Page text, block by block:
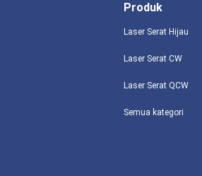
Produk
Laser Serat Hijau
Laser Serat CW
Laser Serat QCW
Semua kategori